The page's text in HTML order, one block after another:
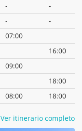
-
-
-
-
07:00
16:00
09:00
18:00
08:00 18:00
Ver itinerario completo